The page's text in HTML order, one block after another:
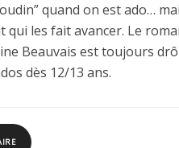
quand on est ado…
les fait avancer. Le
Beauvais est toujours
dès 12/13 ans.